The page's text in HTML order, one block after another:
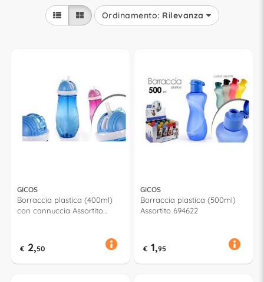
Ordinamento: Rilevanza
GICOS
Borraccia plastica (400ml)
con cannuccia Assortito
€ 2,50
GICOS
Borraccia plastica (500ml)
Assortito 694622
€ 1,95